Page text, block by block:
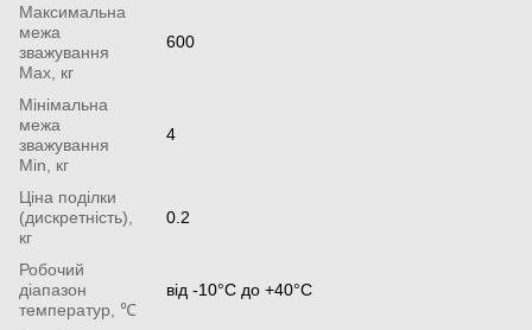
Максимальна
межа
зважування
Мах, кг
600
Мінімальна
межа
зважування
Min, кг
4
Ціна поділки
(дискретність),
кг
0.2
Робочий
діапазон
температур, ℃
від -10°С до +40°С